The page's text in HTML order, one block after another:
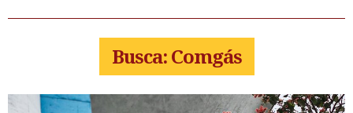
Busca: Comgás